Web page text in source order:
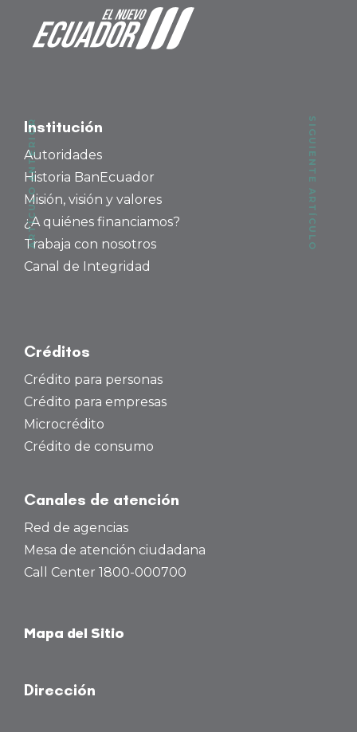
ARTÍCULO ANTERIOR SIGUIENTE ARTÍCULO
Institución
Autoridades
Historia BanEcuador
Misión, visión y valores
¿A quiénes financiamos?
Trabaja con nosotros
Canal de Integridad
Créditos
Crédito para personas
Crédito para empresas
Microcrédito
Crédito de consumo
Canales de atención
Red de agencias
Mesa de atención ciudadana
Call Center 1800-000700
Mapa del Sitio
Dirección